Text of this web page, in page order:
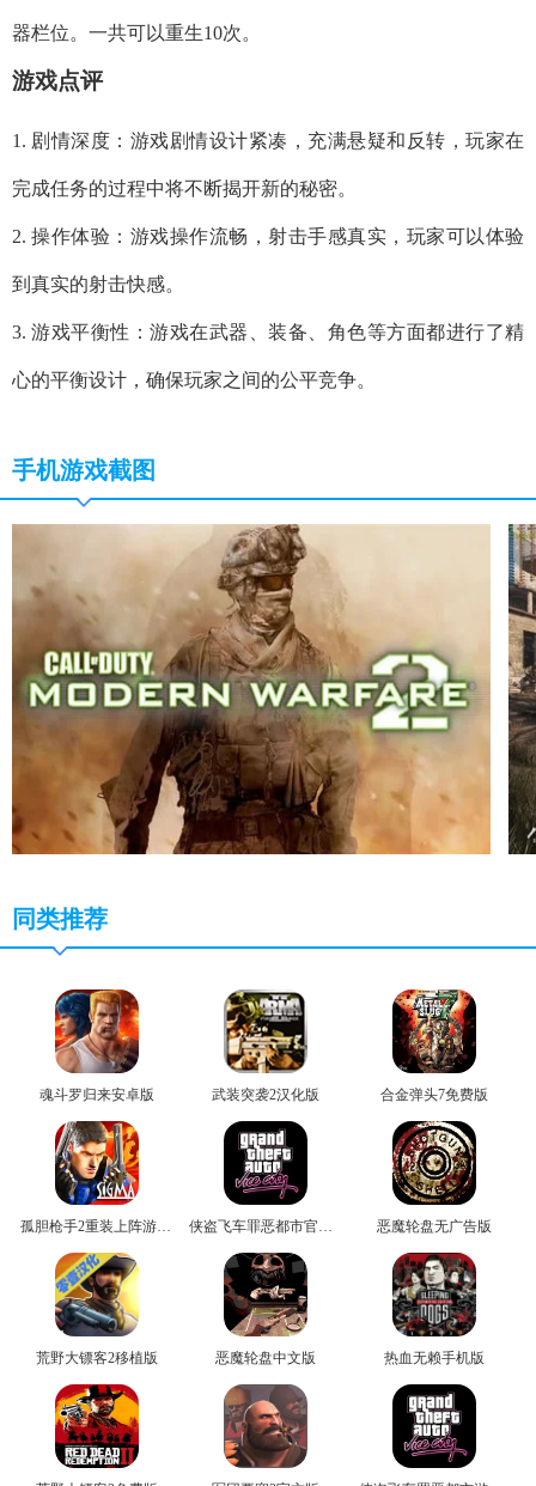
器栏位。一共可以重生10次。
游戏点评
1. 剧情深度：游戏剧情设计紧凑，充满悬疑和反转，玩家在
完成任务的过程中将不断揭开新的秘密。
2. 操作体验：游戏操作流畅，射击手感真实，玩家可以体验
到真实的射击快感。
3. 游戏平衡性：游戏在武器、装备、角色等方面都进行了精
心的平衡设计，确保玩家之间的公平竞争。
手机游戏截图
同类推荐
魂斗罗归来安卓版 武装突袭2汉化版 合金弹头7免费版
恶魔轮盘无广告版
荒野大镖客2移植版 恶魔轮盘中文版 热血无赖手机版